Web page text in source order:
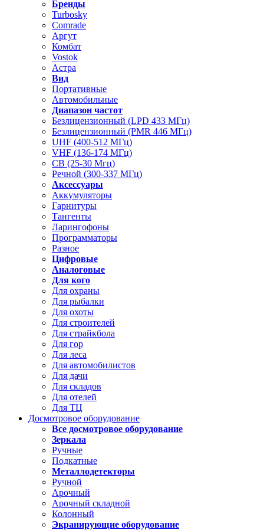
Бренды
Turbosky
Comrade
Аргут
Комбат
Vostok
Астра
Вид
Портативные
Автомобильные
Диапазон частот
Безлицензионный (LPD 433 МГц)
Безлицензионный (PMR 446 МГц)
UHF (400-512 МГц)
VHF (136-174 МГц)
CB (25-30 Мгц)
Речной (300-337 МГц)
Аксессуары
Аккумуляторы
Гарнитуры
Тангенты
Ларингофоны
Программаторы
Разное
Цифровые
Аналоговые
Для кого
Для охраны
Для рыбалки
Для охоты
Для строителей
Для страйкбола
Для гор
Для леса
Для автомобилистов
Для дачи
Для складов
Для отелей
Для ТЦ
Досмотровое оборудование
Все досмотровое оборудование
Зеркала
Ручные
Подкатные
Металлодетекторы
Ручной
Арочный
Арочный складной
Колонный
Экранирующие оборудование